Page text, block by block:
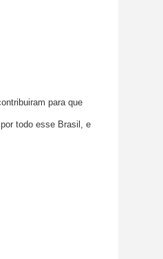
para que
todo esse Brasil, e